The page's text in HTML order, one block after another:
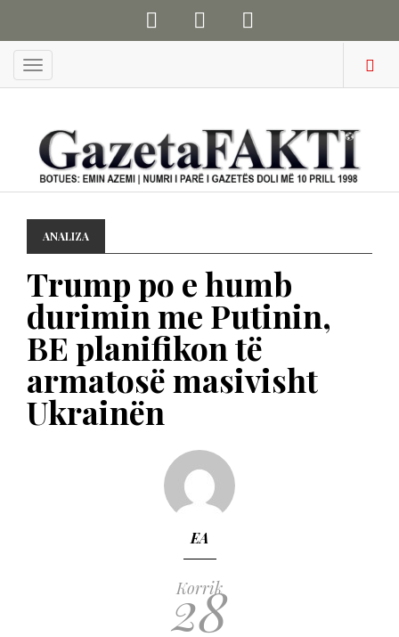
Menu
ANALIZA
Trump po e humb
durimin me Putinin,
BE planifikon të
armatosë masivisht
Ukrainën
EA
Korrik
28